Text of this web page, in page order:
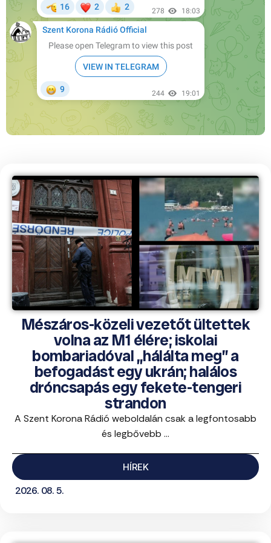
Mészáros-közeli vezetőt ültettek
volna az M1 élére; iskolai
bombariadóval „hálálta meg” a
befogadást egy ukrán; halálos
dróncsapás egy fekete-tengeri
strandon
A Szent Korona Rádió weboldalán csak a legfontosabb
és legbővebb ...
HÍREK
2026. 08. 5.